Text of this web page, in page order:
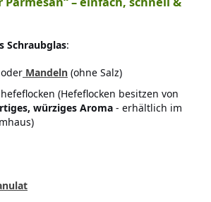
Schraubglas:
oder Mandeln (ohne Salz)
(Hefeflocken besitzen von
würziges Aroma - erhältlich im